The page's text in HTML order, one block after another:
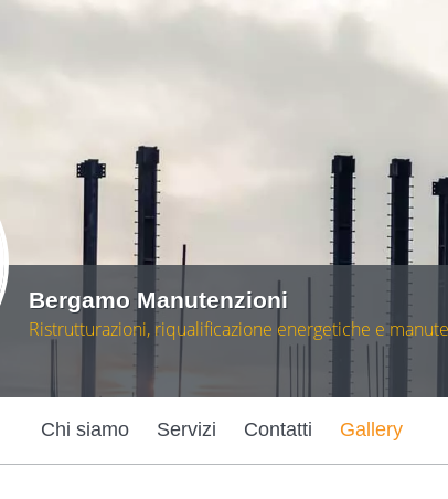
Bergamo Manutenzioni
Ristrutturazioni, riqualificazione energetiche e
Chi siamo Servizi Contatti Gallery